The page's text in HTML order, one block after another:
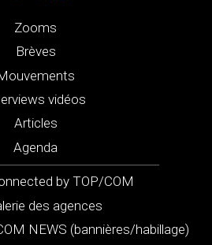
Zooms
Brèves
vidéos
Articles
Agenda
by TOP/COM
des agences
NEWS (bannières/habillage)